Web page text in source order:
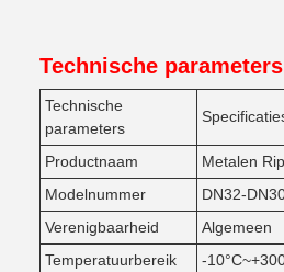
Technische
Technische
parameters
Productnaam
Metalen
Modelnummer
DN32-
Verenigbaarheid
Algemeen
Temperatuurbereik
-